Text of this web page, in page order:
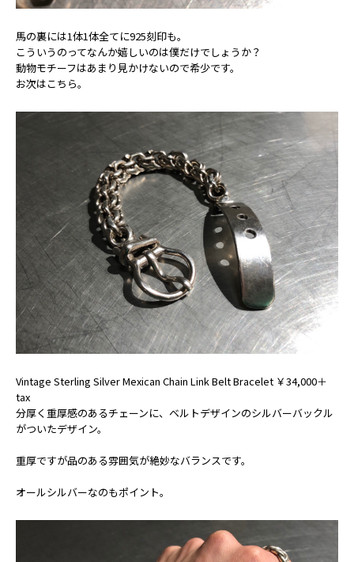
馬の裏には1体1体全てに925刻印も。
こういうのってなんか嬉しいのは僕だけでしょうか？
動物モチーフはあまり見かけないので希少です。
お次はこちら。
Vintage Sterling Silver Mexican Chain Link Belt Bracelet ￥34,000＋
tax
分厚く重厚感のあるチェーンに、ベルトデザインのシルバーバックル
がついたデザイン。
重厚ですが品のある雰囲気が絶妙なバランスです。
オールシルバーなのもポイント。